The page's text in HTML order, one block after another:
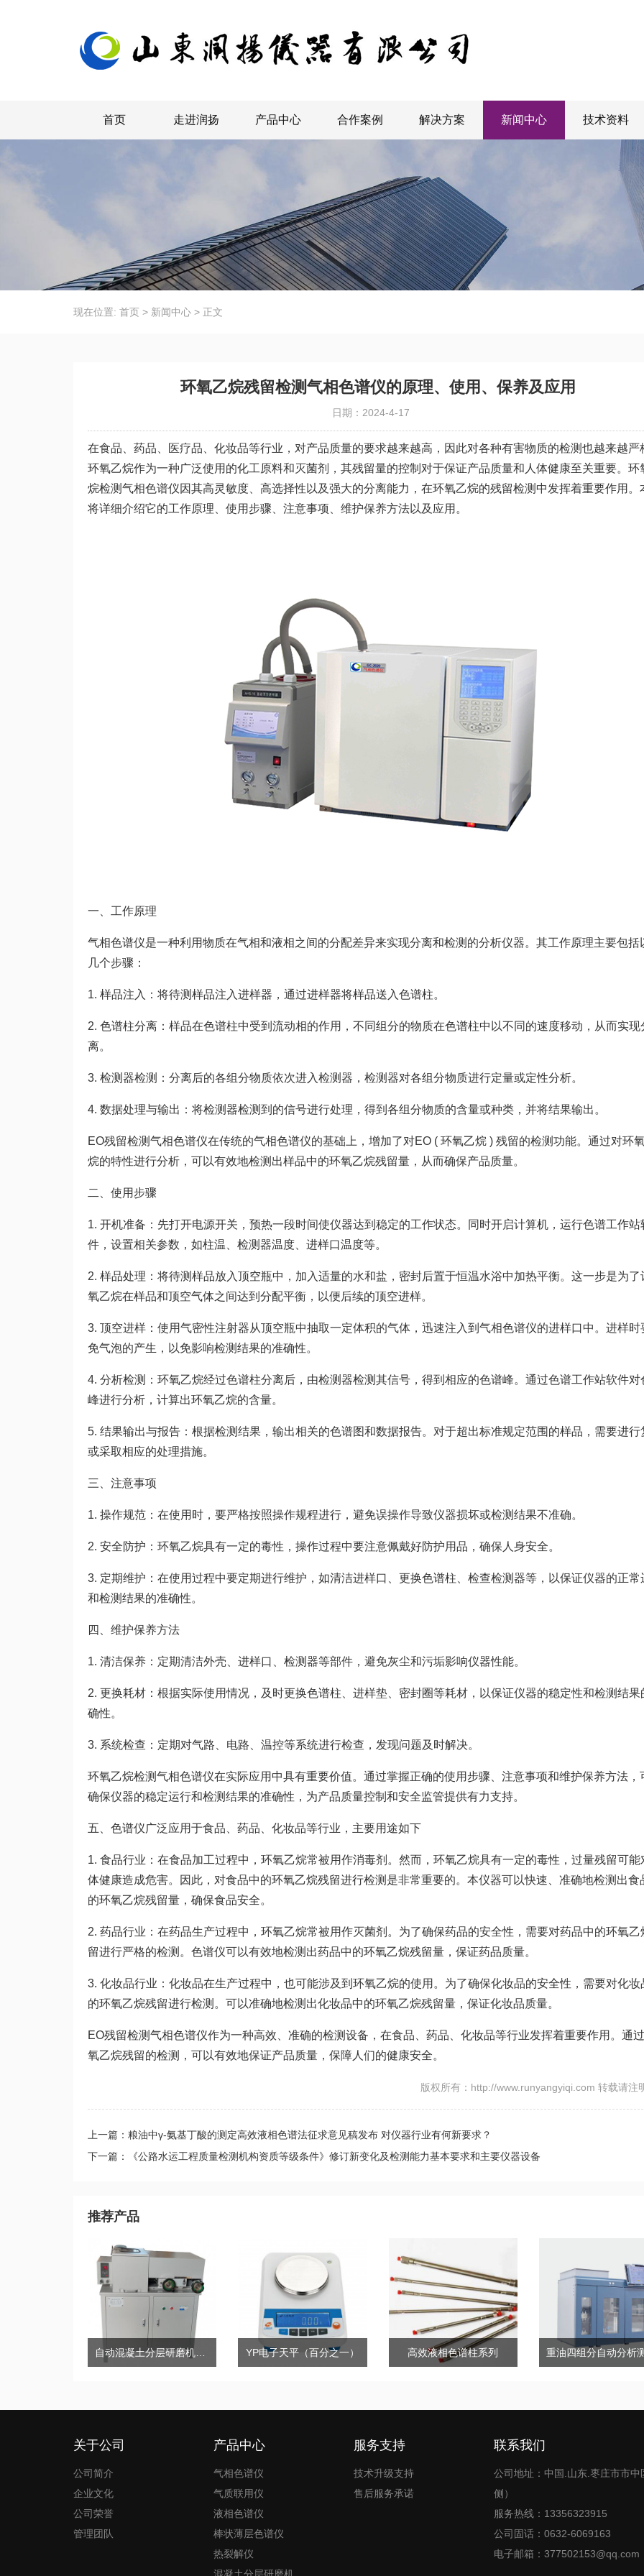
首页 走进润扬 产品中心 合作案例 解决方案 新闻中心 技术资料
现在位置: 首页 > 新闻中心 > 正文
环氧乙烷残留检测气相色谱仪的原理、使用、保养及应用
日期：2024-4-17
在食品、药品、医疗品、化妆品等行业，对产品质量的要求越来越高，因此对各种有害物质的检测也越来越严
环氧乙烷作为一种广泛使用的化工原料和灭菌剂，其残留量的控制对于保证产品质量和人体健康至关重要。环
烷检测气相色谱仪因其高灵敏度、高选择性以及强大的分离能力，在环氧乙烷的残留检测中发挥着重要作用。
将详细介绍它的工作原理、使用步骤、注意事项、维护保养方法以及应用。
一、工作原理
气相色谱仪是一种利用物质在气相和液相之间的分配差异来实现分离和检测的分析仪器。其工作原理主要包括
几个步骤：
1. 样品注入：将待测样品注入进样器，通过进样器将样品送入色谱柱。
2. 色谱柱分离：样品在色谱柱中受到流动相的作用，不同组分的物质在色谱柱中以不同的速度移动，从而实现
离。
3. 检测器检测：分离后的各组分物质依次进入检测器，检测器对各组分物质进行定量或定性分析。
4. 数据处理与输出：将检测器检测到的信号进行处理，得到各组分物质的含量或种类，并将结果输出。
EO残留检测气相色谱仪在传统的气相色谱仪的基础上，增加了对EO ( 环氧乙烷 ) 残留的检测功能。通过对环
烷的特性进行分析，可以有效地检测出样品中的环氧乙烷残留量，从而确保产品质量。
二、使用步骤
1. 开机准备：先打开电源开关，预热一段时间使仪器达到稳定的工作状态。同时开启计算机，运行色谱工作站
件，设置相关参数，如柱温、检测器温度、进样口温度等。
2. 样品处理：将待测样品放入顶空瓶中，加入适量的水和盐，密封后置于恒温水浴中加热平衡。这一步是为了
氧乙烷在样品和顶空气体之间达到分配平衡，以便后续的顶空进样。
3. 顶空进样：使用气密性注射器从顶空瓶中抽取一定体积的气体，迅速注入到气相色谱仪的进样口中。进样时
免气泡的产生，以免影响检测结果的准确性。
4. 分析检测：环氧乙烷经过色谱柱分离后，由检测器检测其信号，得到相应的色谱峰。通过色谱工作站软件对
峰进行分析，计算出环氧乙烷的含量。
5. 结果输出与报告：根据检测结果，输出相关的色谱图和数据报告。对于超出标准规定范围的样品，需要进行
或采取相应的处理措施。
三、注意事项
1. 操作规范：在使用时，要严格按照操作规程进行，避免误操作导致仪器损坏或检测结果不准确。
2. 安全防护：环氧乙烷具有一定的毒性，操作过程中要注意佩戴好防护用品，确保人身安全。
3. 定期维护：在使用过程中要定期进行维护，如清洁进样口、更换色谱柱、检查检测器等，以保证仪器的正常
和检测结果的准确性。
四、维护保养方法
1. 清洁保养：定期清洁外壳、进样口、检测器等部件，避免灰尘和污垢影响仪器性能。
2. 更换耗材：根据实际使用情况，及时更换色谱柱、进样垫、密封圈等耗材，以保证仪器的稳定性和检测结果
确性。
3. 系统检查：定期对气路、电路、温控等系统进行检查，发现问题及时解决。
环氧乙烷检测气相色谱仪在实际应用中具有重要价值。通过掌握正确的使用步骤、注意事项和维护保养方法，
确保仪器的稳定运行和检测结果的准确性，为产品质量控制和安全监管提供有力支持。
五、色谱仪广泛应用于食品、药品、化妆品等行业，主要用途如下
1. 食品行业：在食品加工过程中，环氧乙烷常被用作消毒剂。然而，环氧乙烷具有一定的毒性，过量残留可能
体健康造成危害。因此，对食品中的环氧乙烷残留进行检测是非常重要的。本仪器可以快速、准确地检测出食
的环氧乙烷残留量，确保食品安全。
2. 药品行业：在药品生产过程中，环氧乙烷常被用作灭菌剂。为了确保药品的安全性，需要对药品中的环氧乙
留进行严格的检测。色谱仪可以有效地检测出药品中的环氧乙烷残留量，保证药品质量。
3. 化妆品行业：化妆品在生产过程中，也可能涉及到环氧乙烷的使用。为了确保化妆品的安全性，需要对化妆
的环氧乙烷残留进行检测。可以准确地检测出化妆品中的环氧乙烷残留量，保证化妆品质量。
EO残留检测气相色谱仪作为一种高效、准确的检测设备，在食品、药品、化妆品等行业发挥着重要作用。通
氧乙烷残留的检测，可以有效地保证产品质量，保障人们的健康安全。
版权所有：http://www.runyangyiqi.com 转载请注
上一篇：粮油中γ-氨基丁酸的测定高效液相色谱法征求意见稿发布 对仪器行业有何新要求？
下一篇：《公路水运工程质量检测机构资质等级条件》修订新变化及检测能力基本要求和主要仪器设备
推荐产品
自动混凝土分层研磨机RY-H5+ YP电子天平（百分之一） 高效液相色谱柱系列
关于公司
公司简介
企业文化
公司荣誉
管理团队
产品中心
气相色谱仪
气质联用仪
液相色谱仪
棒状薄层色谱仪
热裂解仪
服务支持
技术升级支持
售后服务承诺
联系我们
公司地址：中国.山东.枣庄市市
侧）
服务热线：13356323915
公司固话：0632-6069163
电子邮箱：377502153@qq.com